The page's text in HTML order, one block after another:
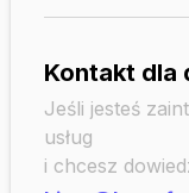
Kontakt dla
Jeśli jesteś
usług
i chcesz